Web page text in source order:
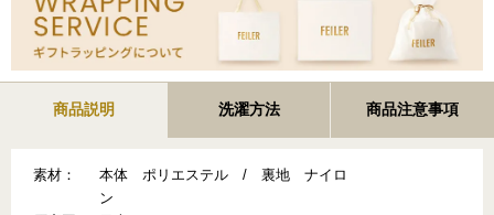
商品説明 洗濯方法 商品注意事項
素材：
本体 ポリエステル / 裏地 ナイロ
ン